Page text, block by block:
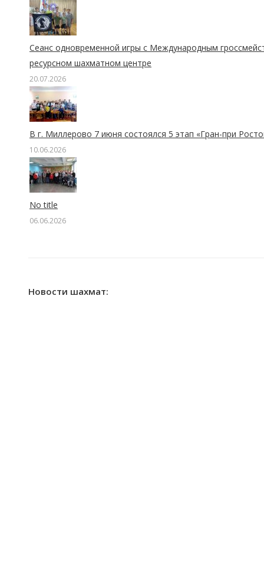
Сеанс одновременной игры с Международным
ресурсном шахматном центре
20.07.2026
В г. Миллерово 7 июня состоялся 5 этап «Гран-при
10.06.2026
No title
06.06.2026
Новости шахмат: